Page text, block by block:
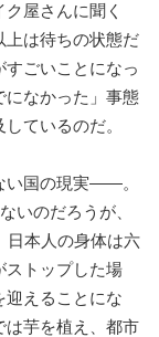
屋さんに聞く
上は待ちの状態だ
ごいことになっ
になかった」事態
ているのだ。
い国の現実――。
いのだろうが、
日本人の身体は六
ストップした場
迎えることにな
は芋を植え、都市